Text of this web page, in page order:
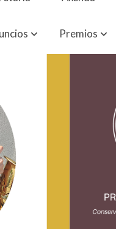
Premios